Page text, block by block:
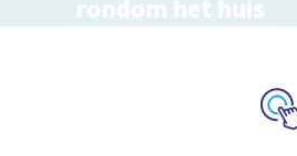
rondom het huis
Interactieve schoolplaat in